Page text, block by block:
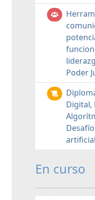
Poder
Digital,
En curso